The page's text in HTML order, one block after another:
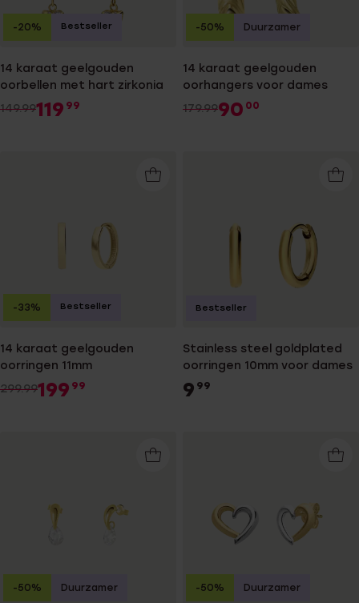
14 karaat geelgouden
oorbellen met hart zirkonia
149.99119 99
-20% Bestseller
14 karaat geelgouden
oorhangers voor dames
179.9990 00
-50% Duurzamer
14 karaat geelgouden
oorringen 11mm
299.99199 99
-33% Bestseller
Stainless steel goldplated
oorringen 10mm voor dames
9 99
Bestseller
-50% Duurzamer -50% Duurzamer